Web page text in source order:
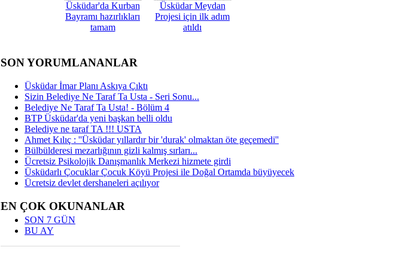
Üsküdar'da Kurban
Bayramı hazırlıkları
tamam
Üsküdar Meydan
Projesi için ilk adım
atıldı
SON YORUMLANANLAR
Üsküdar İmar Planı Askıya Çıktı
Sizin Belediye Ne Taraf Ta Usta - Seri Sonu...
Belediye Ne Taraf Ta Usta! - Bölüm 4
BTP Üsküdar'da yeni başkan belli oldu
Belediye ne taraf TA !!! USTA
Ahmet Kılıç : ''Üsküdar yıllardır bir 'durak' olmaktan öte geçemedi''
Bülbülderesi mezarlığının gizli kalmış sırları...
Ücretsiz Psikolojik Danışmanlık Merkezi hizmete girdi
Üsküdarlı Çocuklar Çocuk Köyü Projesi ile Doğal Ortamda büyüyecek
Ücretsiz devlet dershaneleri açılıyor
EN ÇOK OKUNANLAR
SON 7 GÜN
BU AY